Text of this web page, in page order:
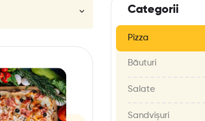
Categorii
Pizza
Băuturi
Salate
Sandvișuri